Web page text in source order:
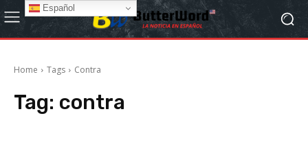
Home Tags Contra
Tag: contra
Español